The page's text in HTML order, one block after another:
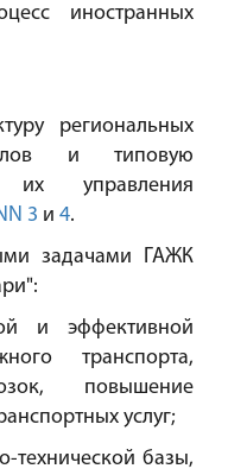
иностранных
региональных
и типовую
их управления
3 и 4.
задачами ГАЖК
и эффективной
транспорта,
повышение
услуг;
технической базы,